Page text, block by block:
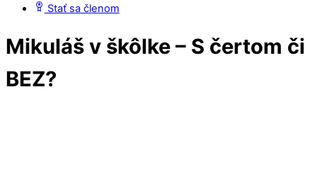
Stať sa členom
Menu
Cart
Mikuláš v škôlke – S čertom či
BEZ?